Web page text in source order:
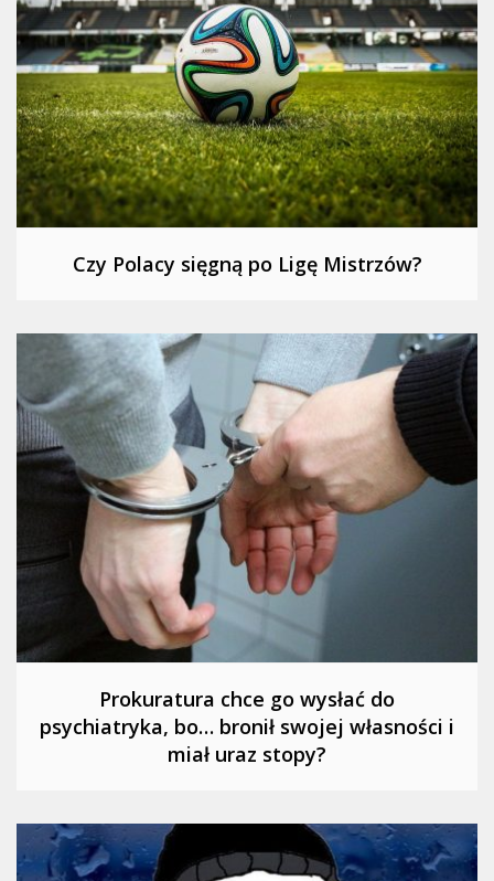
Czy Polacy sięgną po Ligę Mistrzów?
Prokuratura chce go wysłać do
psychiatryka, bo… bronił swojej własności i
miał uraz stopy?